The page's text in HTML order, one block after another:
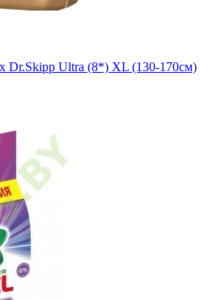
Dr.Skipp Ultra (8*) XL (130-170см)